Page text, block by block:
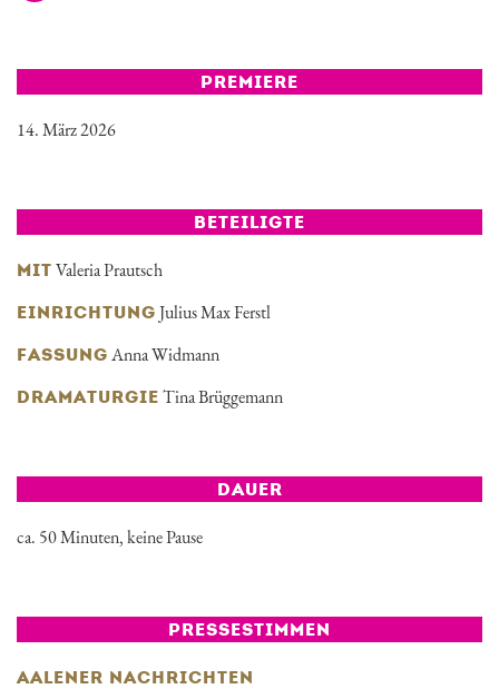
PREMIERE
14. März 2026
BETEILIGTE
MIT Valeria Prautsch
EINRICHTUNG Julius Max Ferstl
FASSUNG Anna Widmann
DRAMATURGIE Tina Brüggemann
DAUER
ca. 50 Minuten, keine Pause
PRESSESTIMMEN
AALENER NACHRICHTEN